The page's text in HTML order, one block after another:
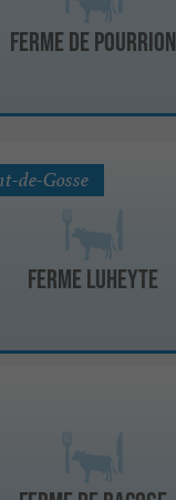
Ferme de Pourrion
Ferme Luheyte
de-Gosse